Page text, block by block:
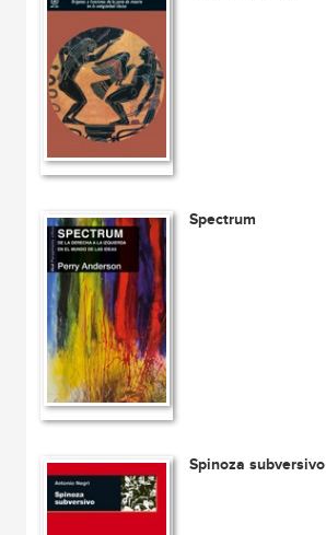
Spectrum
Spinoza subversivo